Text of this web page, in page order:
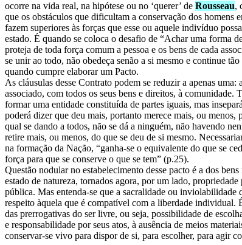
ocorre na vida real, na hipótese ou no ‘querer’ de Rousseau,
que os obstáculos que dificultam a conservação dos homens
fazem superiores às forças que esse ou aquele indivíduo
estado. É quando se coloca o desafio de “Achar uma forma
proteja de toda força comum a pessoa e os bens de cada
se unir ao todo, não obedeça senão a si mesmo e continue
quando cumpre elaborar um Pacto.
As cláusulas desse Contrato podem se reduzir a apenas uma:
associado, com todos os seus bens e direitos, à comunidade.
formar uma entidade constituída de partes iguais, mas
poderá dizer que deu mais, portanto merece mais, ou menos,
qual se dando a todos, não se dá a ninguém, não havendo
retire mais, ou menos, do que se deu de si mesmo.
na formação da Nação, “ganha-se o equivalente do que se
força para que se conserve o que se tem” (p.25).
Questão nodular no estabelecimento desse pacto é a dos
estado de natureza, tornados agora, por um lado,
pública. Mas entenda-se que a sacralidade ou inviolabilidade
respeito àquela que é compatível com a liberdade individual.
das prerrogativas do ser livre, ou seja, possibilidade de
e responsabilidade por seus atos, à ausência de meios
conservar-se vivo para dispor de si, para escolher, para agir